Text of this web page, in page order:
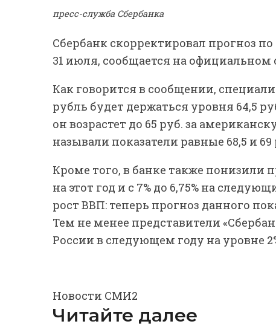
пресс-служба Сбербанка
Сбербанк скорректировал прогноз
31 июля, сообщается на официальном
Как говорится в сообщении,
рубль будет держаться уровня 64,5
он возрастет до 65 руб. за
называли показатели равные 68,5 и
Кроме того, в банке также понизили
на этот год и с 7% до 6,75% на
рост ВВП: теперь прогноз данного
Тем не менее представители
России в следующем году на уровне
Новости СМИ2
Читайте далее